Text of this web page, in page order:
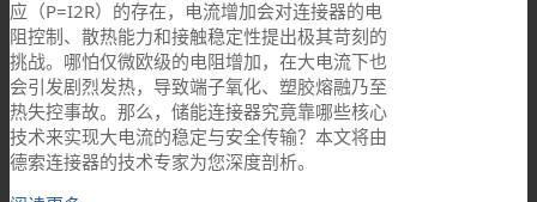
应（P=I2R）的存在，电流增加会对连接器的电
阻控制、散热能力和接触稳定性提出极其苛刻的
挑战。哪怕仅微欧级的电阻增加，在大电流下也
会引发剧烈发热，导致端子氧化、塑胶熔融乃至
热失控事故。那么，储能连接器究竟靠哪些核心
技术来实现大电流的稳定与安全传输？本文将由
德索连接器的技术专家为您深度剖析。